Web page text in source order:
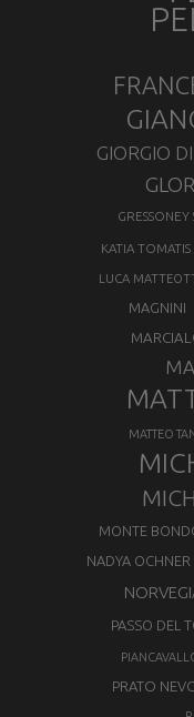
GIORGIO
KATIA TOMATIS
LUCA
MAGNINI
MATTEO
MONTE
NADYA OCHNER
PASSO DEL
PRATO